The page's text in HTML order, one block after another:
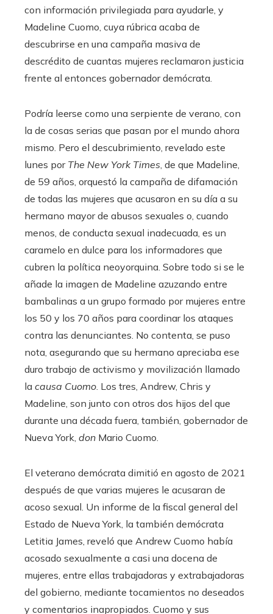
con información privilegiada para ayudarle, y
Madeline Cuomo, cuya rúbrica acaba de
descubrirse en una campaña masiva de
descrédito de cuantas mujeres reclamaron justicia
frente al entonces gobernador demócrata.
Podría leerse como una serpiente de verano, con
la de cosas serias que pasan por el mundo ahora
mismo. Pero el descubrimiento, revelado este
lunes por The New York Times, de que Madeline,
de 59 años, orquestó la campaña de difamación
de todas las mujeres que acusaron en su día a su
hermano mayor de abusos sexuales o, cuando
menos, de conducta sexual inadecuada, es un
caramelo en dulce para los informadores que
cubren la política neoyorquina. Sobre todo si se le
añade la imagen de Madeline azuzando entre
bambalinas a un grupo formado por mujeres entre
los 50 y los 70 años para coordinar los ataques
contra las denunciantes. No contenta, se puso
nota, asegurando que su hermano apreciaba ese
duro trabajo de activismo y movilización llamado
la causa Cuomo. Los tres, Andrew, Chris y
Madeline, son junto con otros dos hijos del que
durante una década fuera, también, gobernador de
Nueva York, don Mario Cuomo.
El veterano demócrata dimitió en agosto de 2021
después de que varias mujeres le acusaran de
acoso sexual. Un informe de la fiscal general del
Estado de Nueva York, la también demócrata
Letitia James, reveló que Andrew Cuomo había
acosado sexualmente a casi una docena de
mujeres, entre ellas trabajadoras y extrabajadoras
del gobierno, mediante tocamientos no deseados
y comentarios inapropiados. Cuomo y sus